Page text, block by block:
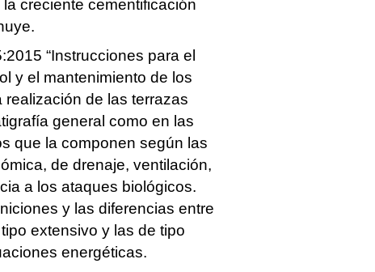
creciente cementificación
“Instrucciones para el
y el mantenimiento de los
realización de las terrazas
general como en las
que la componen según las
de drenaje, ventilación,
a los ataques biológicos.
y las diferencias entre
extensivo y las de tipo
energéticas.